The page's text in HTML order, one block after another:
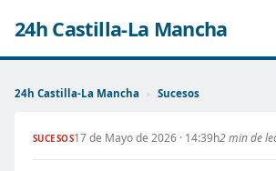
24h Castilla-La Mancha
24h Castilla-La Mancha › Sucesos
SUCESOS17 de Mayo de 2026 · 14:39h2 min de